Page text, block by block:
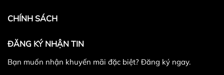
CHÍNH SÁCH
ĐĂNG KÝ NHẬN TIN
Bạn muốn nhận khuyến mãi đặc biệt? Đăng ký ngay.